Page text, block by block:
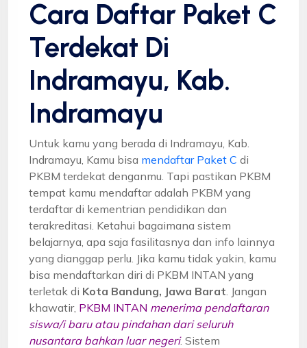
Cara Daftar Paket C
Terdekat Di
Indramayu, Kab.
Indramayu
Untuk kamu yang berada di Indramayu, Kab.
Indramayu, Kamu bisa mendaftar Paket C di
PKBM terdekat denganmu. Tapi pastikan PKBM
tempat kamu mendaftar adalah PKBM yang
terdaftar di kementrian pendidikan dan
terakreditasi. Ketahui bagaimana sistem
belajarnya, apa saja fasilitasnya dan info lainnya
yang dianggap perlu. Jika kamu tidak yakin, kamu
bisa mendaftarkan diri di PKBM INTAN yang
terletak di Kota Bandung, Jawa Barat . Jangan
khawatir, PKBM INTAN menerima pendaftaran
siswa/i baru atau pindahan dari seluruh
nusantara bahkan luar negeri. Sistem